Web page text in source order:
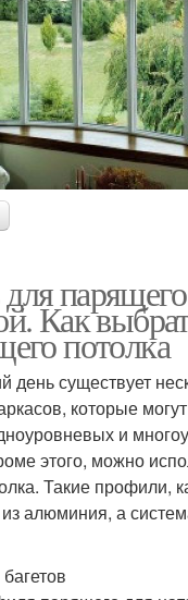
Как
потолка
день существует
которые
и
этого, можно
Такие профили,
алюминия, а